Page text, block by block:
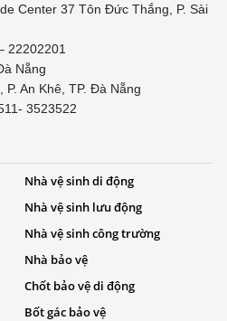
Center 37 Tôn Đức Thắng, P. Sài
22202201
Nẵng
An Khê, TP. Đà Nẵng
3523522
Nhà vệ sinh di động
Nhà vệ sinh lưu động
Nhà vệ sinh công trường
Nhà bảo vệ
Chốt bảo vệ di động
Bốt gác bảo vệ